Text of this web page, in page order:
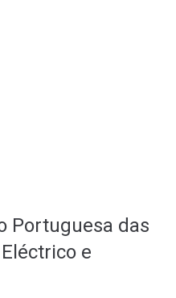
Portuguesa das
e